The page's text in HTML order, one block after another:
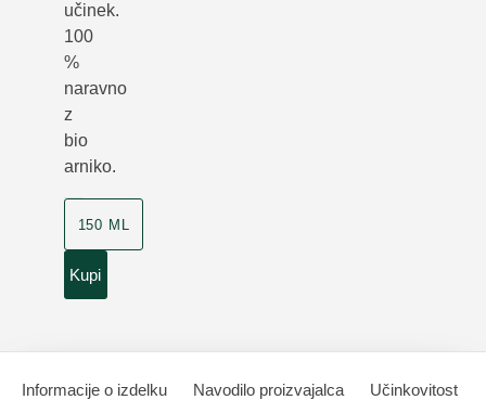
učinek.
100
%
naravno
z
bio
arniko.
150 ML
Kupi
Informacije o izdelku Navodilo proizvajalca Učinkovitost